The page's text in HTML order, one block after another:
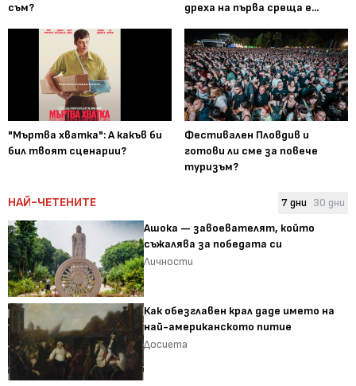
съм?
дреха на първа среща е...
"Мъртва хватка": А какъв би
бил твоят сценарии?
Фестивален Пловдив и
готови ли сме за повече
туризъм?
НАЙ-ЧЕТЕНИТЕ 7 дни 30 дни
Ашока — завоевателят, който
съжалява за победата си
Личности
Как обезглавен крал даде името на
най-американското питие
Досиета